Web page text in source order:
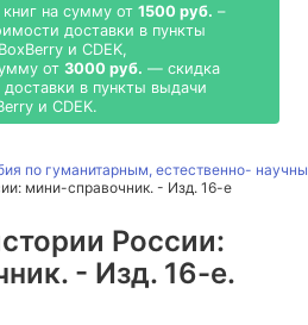
книг на сумму от 1500 руб. –
доставки в пункты
и CDEK,
от 3000 руб. — скидка
в пункты выдачи
и CDEK.
по гуманитарным, естественно-
мини-справочник. - Изд. 16-е
России:
- Изд. 16-е.